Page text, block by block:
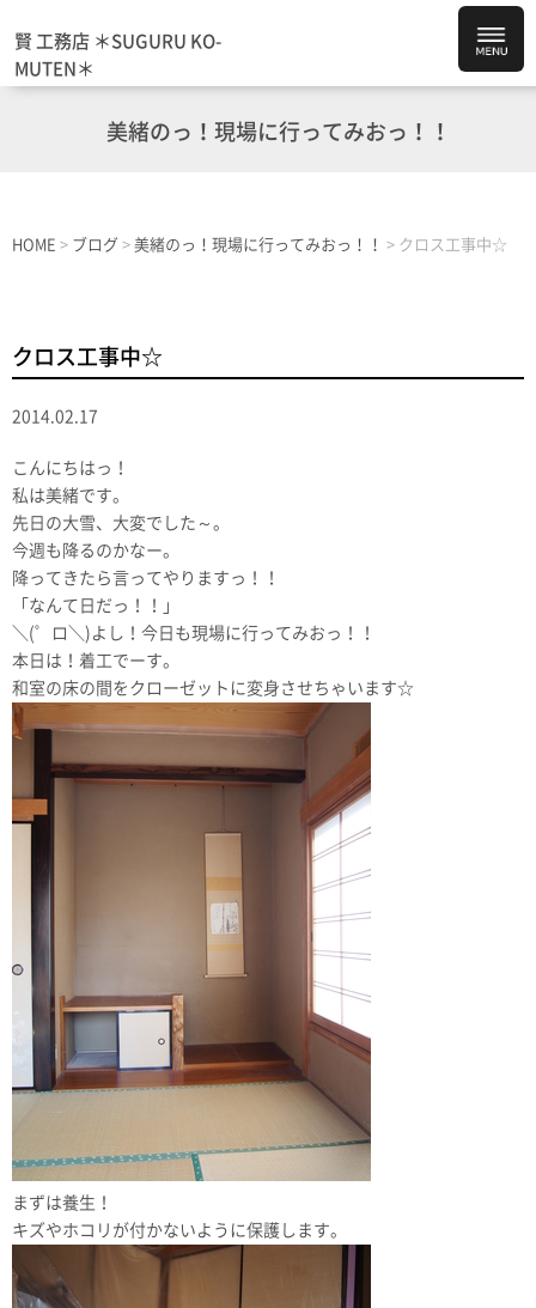
賢 工務店 ＊SUGURU KO-
MUTEN＊
美緒のっ！現場に行ってみおっ！！
HOME > ブログ > 美緒のっ！現場に行ってみおっ！！ > クロス工事中☆
クロス工事中☆
2014.02.17
こんにちはっ！
私は美緒です。
先日の大雪、大変でした～。
今週も降るのかなー。
降ってきたら言ってやりますっ！！
「なんて日だっ！！」
＼(゜ロ＼)よし！今日も現場に行ってみおっ！！
本日は！着工でーす。
和室の床の間をクローゼットに変身させちゃいます☆
まずは養生！
キズやホコリが付かないように保護します。